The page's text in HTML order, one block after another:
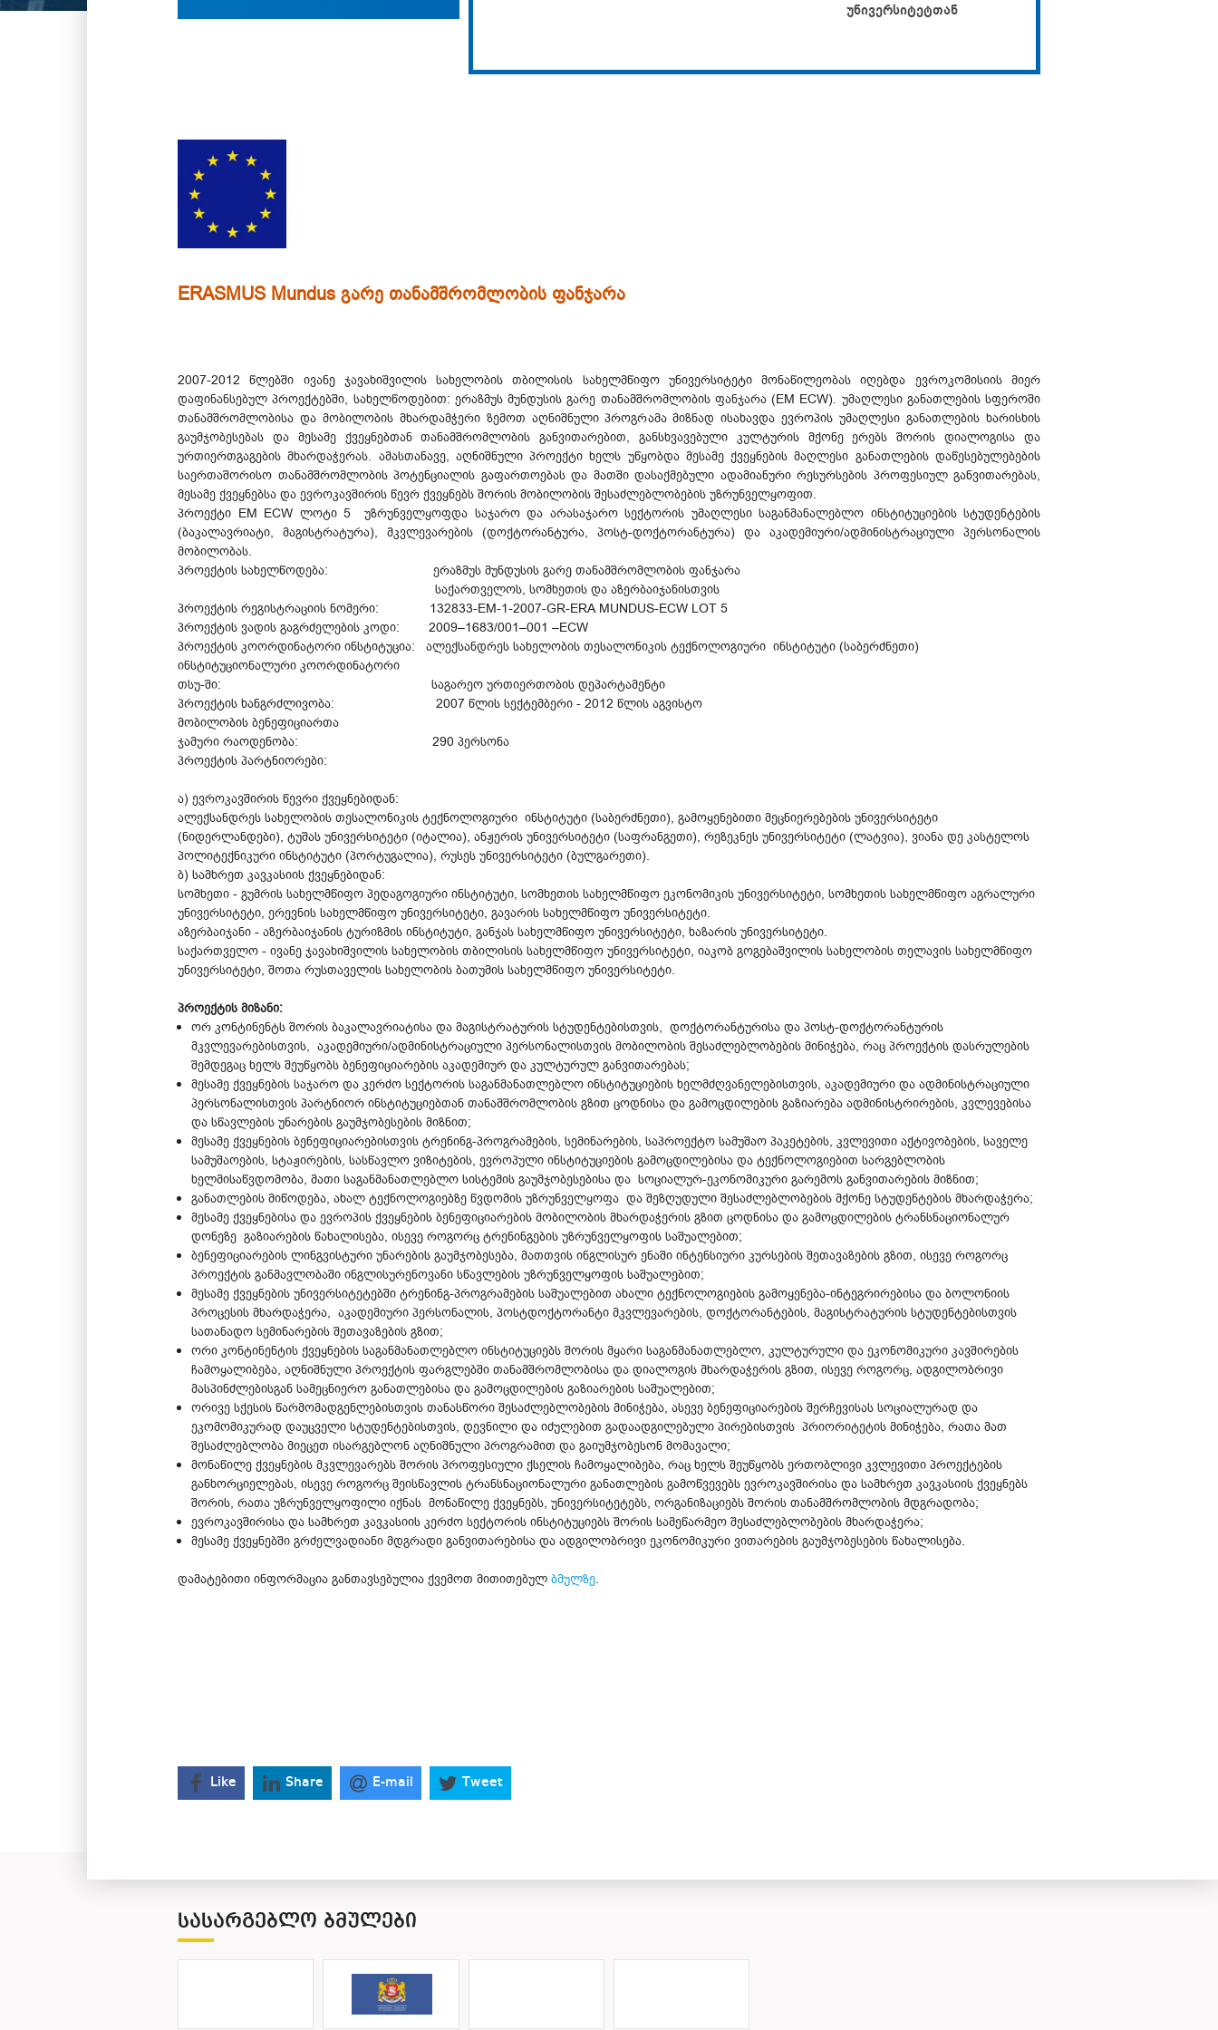
უნივერსიტეტთან
ERASMUS Mundus გარე თანამშრომლობის ფანჯარა
2007-2012 წლებში ივანე ჯავახიშვილის სახელობის თბილისის სახელმწიფო უნივერსიტეტი მონაწილეობას იღებდა ევროკომისიის მიერ
დაფინანსებულ პროექტებში, სახელწოდებით: ერაზმუს მუნდუსის გარე თანამშრომლობის ფანჯარა (EM ECW). უმაღლესი განათლების სფეროში
თანამშრომლობისა და მობილობის მხარდამჭერი ზემოთ აღნიშნული პროგრამა მიზნად ისახავდა ევროპის უმაღლესი განათლების ხარისხის
გაუმჯობესებას და მესამე ქვეყნებთან თანამშრომლობის განვითარებით, განსხვავებული კულტურის მქონე ერებს შორის დიალოგისა და
ურთიერთგაგების მხარდაჭერას. ამასთანავე, აღნიშნული პროექტი ხელს უწყობდა მესამე ქვეყნების მაღლესი განათლების დაწესებულებების
საერთაშორისო თანამშრომლობის პოტენციალის გაფართოებას და მათში დასაქმებული ადამიანური რესურსების პროფესიულ განვითარებას,
მესამე ქვეყნებსა და ევროკავშირის წევრ ქვეყნებს შორის მობილობის შესაძლებლობების უზრუნველყოფით.
პროექტი EM ECW ლოტი 5 უზრუნველყოფდა საჯარო და არასაჯარო სექტორის უმაღლესი საგანმანალებლო ინსტიტუციების სტუდენტების
(ბაკალავრიატი, მაგისტრატურა), მკვლევარების (დოქტორანტურა, პოსტ-დოქტორანტურა) და აკადემიური/ადმინისტრაციული პერსონალის
მობილობას.
პროექტის სახელწოდება: ერაზმუს მუნდუსის გარე თანამშრომლობის ფანჯარა
საქართველოს, სომხეთის და აზერბაიჯანისთვის
პროექტის რეგისტრაციის ნომერი: 132833-EM-1-2007-GR-ERA MUNDUS-ECW LOT 5
პროექტის ვადის გაგრძელების კოდი: 2009–1683/001–001 –ECW
პროექტის კოორდინატორი ინსტიტუცია: ალექსანდრეს სახელობის თესალონიკის ტექნოლოგიური ინსტიტუტი (საბერძნეთი)
ინსტიტუციონალური კოორდინატორი
თსუ-ში: საგარეო ურთიერთობის დეპარტამენტი
პროექტის ხანგრძლივობა: 2007 წლის სექტემბერი - 2012 წლის აგვისტო
მობილობის ბენეფიციართა
ჯამური რაოდენობა: 290 პერსონა
პროექტის პარტნიორები:
ა) ევროკავშირის წევრი ქვეყნებიდან:
ალექსანდრეს სახელობის თესალონიკის ტექნოლოგიური ინსტიტუტი (საბერძნეთი), გამოყენებითი მეცნიერებების უნივერსიტეტი
(ნიდერლანდები), ტუშას უნივერსიტეტი (იტალია), ანჟერის უნივერსიტეტი (საფრანგეთი), რეზეკნეს უნივერსიტეტი (ლატვია), ვიანა დე კასტელოს
პოლიტექნიკური ინსტიტუტი (პორტუგალია), რუსეს უნივერსიტეტი (ბულგარეთი).
ბ) სამხრეთ კავკასიის ქვეყნებიდან:
სომხეთი - გუმრის სახელმწიფო პედაგოგიური ინსტიტუტი, სომხეთის სახელმწიფო ეკონომიკის უნივერსიტეტი, სომხეთის სახელმწიფო აგრალური
უნივერსიტეტი, ერევნის სახელმწიფო უნივერსიტეტი, გავარის სახელმწიფო უნივერსიტეტი.
აზერბაიჯანი - აზერბაიჯანის ტურიზმის ინსტიტუტი, განჯას სახელმწიფო უნივერსიტეტი, ხაზარის უნივერსიტეტი.
საქართველო - ივანე ჯავახიშვილის სახელობის თბილისის სახელმწიფო უნივერსიტეტი, იაკობ გოგებაშვილის სახელობის თელავის სახელმწიფო
უნივერსიტეტი, შოთა რუსთაველის სახელობის ბათუმის სახელმწიფო უნივერსიტეტი.
პროექტის მიზანი:
ორ კონტინენტს შორის ბაკალავრიატისა და მაგისტრატურის სტუდენტებისთვის, დოქტორანტურისა და პოსტ-დოქტორანტურის
მკვლევარებისთვის, აკადემიური/ადმინისტრაციული პერსონალისთვის მობილობის შესაძლებლობების მინიჭება, რაც პროექტის დასრულების
შემდეგაც ხელს შეუწყობს ბენეფიციარების აკადემიურ და კულტურულ განვითარებას;
მესამე ქვეყნების საჯარო და კერძო სექტორის საგანმანათლებლო ინსტიტუციების ხელმძღვანელებისთვის, აკადემიური და ადმინისტრაციული
პერსონალისთვის პარტნიორ ინსტიტუციებთან თანამშრომლობის გზით ცოდნისა და გამოცდილების გაზიარება ადმინისტრირების, კვლევებისა
და სწავლების უნარების გაუმჯობესების მიზნით;
მესამე ქვეყნების ბენეფიციარებისთვის ტრენინგ-პროგრამების, სემინარების, საპროექტო სამუშაო პაკეტების, კვლევითი აქტივობების, საველე
სამუშაოების, სტაჟირების, სასწავლო ვიზიტების, ევროპული ინსტიტუციების გამოცდილებისა და ტექნოლოგიებით სარგებლობის
ხელმისაწვდომობა, მათი საგანმანათლებლო სისტემის გაუმჯობესებისა და სოციალურ-ეკონომიკური გარემოს განვითარების მიზნით;
განათლების მიწოდება, ახალ ტექნოლოგიებზე წვდომის უზრუნველყოფა და შეზღუდული შესაძლებლობების მქონე სტუდენტების მხარდაჭერა;
მესამე ქვეყნებისა და ევროპის ქვეყნების ბენეფიციარების მობილობის მხარდაჭერის გზით ცოდნისა და გამოცდილების ტრანსნაციონალურ
დონეზე გაზიარების წახალისება, ისევე როგორც ტრენინგების უზრუნველყოფის საშუალებით;
ბენეფიციარების ლინგვისტური უნარების გაუმჯობესება, მათთვის ინგლისურ ენაში ინტენსიური კურსების შეთავაზების გზით, ისევე როგორც
პროექტის განმავლობაში ინგლისურენოვანი სწავლების უზრუნველყოფის საშუალებით;
მესამე ქვეყნების უნივერსიტეტებში ტრენინგ-პროგრამების საშუალებით ახალი ტექნოლოგიების გამოყენება-ინტეგრირებისა და ბოლონიის
პროცესის მხარდაჭერა, აკადემიური პერსონალის, პოსტდოქტორანტი მკვლევარების, დოქტორანტების, მაგისტრატურის სტუდენტებისთვის
სათანადო სემინარების შეთავაზების გზით;
ორი კონტინენტის ქვეყნების საგანმანათლებლო ინსტიტუციებს შორის მყარი საგანმანათლებლო, კულტურული და ეკონომიკური კავშირების
ჩამოყალიბება, აღნიშნული პროექტის ფარგლებში თანამშრომლობისა და დიალოგის მხარდაჭერის გზით, ისევე როგორც, ადგილობრივი
მასპინძლებისგან სამეცნიერო განათლებისა და გამოცდილების გაზიარების საშუალებით;
ორივე სქესის წარმომადგენლებისთვის თანასწორი შესაძლებლობების მინიჭება, ასევე ბენეფიციარების შერჩევისას სოციალურად და
ეკომომიკურად დაუცველი სტუდენტებისთვის, დევნილი და იძულებით გადაადგილებული პირებისთვის პრიორიტეტის მინიჭება, რათა მათ
შესაძლებლობა მიეცეთ ისარგებლონ აღნიშნული პროგრამით და გაიუმჯობესონ მომავალი;
მონაწილე ქვეყნების მკვლევარებს შორის პროფესიული ქსელის ჩამოყალიბება, რაც ხელს შეუწყობს ერთობლივი კვლევითი პროექტების
განხორციელებას, ისევე როგორც შეისწავლის ტრანსნაციონალური განათლების გამოწვევებს ევროკავშირისა და სამხრეთ კავკასიის ქვეყნებს
შორის, რათა უზრუნველყოფილი იქნას მონაწილე ქვეყნებს, უნივერსიტეტებს, ორგანიზაციებს შორის თანამშრომლობის მდგრადობა;
ევროკავშირისა და სამხრეთ კავკასიის კერძო სექტორის ინსტიტუციებს შორის სამეწარმეო შესაძლებლობების მხარდაჭერა;
მესამე ქვეყნებში გრძელვადიანი მდგრადი განვითარებისა და ადგილობრივი ეკონომიკური ვითარების გაუმჯობესების წახალისება.
დამატებითი ინფორმაცია განთავსებულია ქვემოთ მითითებულ ბმულზე.
Like Share E-mail Tweet
ᲡᲐᲡᲐᲠᲒᲔᲑᲚᲝ ᲑᲛᲣᲚᲔᲑᲘ